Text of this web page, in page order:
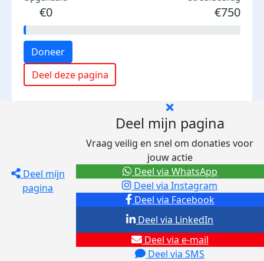
€0 €750
Doneer
Deel deze pagina
Deel mijn
pagina
Deel mijn pagina
Vraag veilig en snel om donaties voor
jouw actie
Deel via Facebook
Deel via Instagram
Deel via e-mail
Deel via SMS
Deel via LinkedIn
Deel via WhatsApp